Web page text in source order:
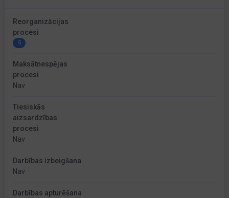
Reorganizācijas
procesi
5
Maksātnespējas
procesi
Nav
Tiesiskās
aizsardzības
procesi
Nav
Darbības izbeigšana
Nav
Darbības apturēšana